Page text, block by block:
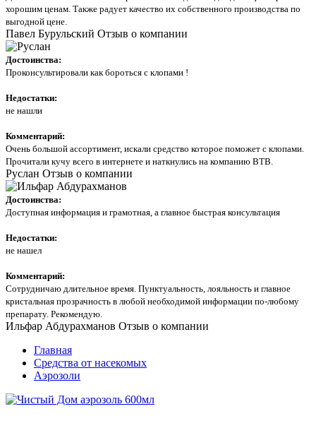
хорошим ценам. Также радует качество их собственного производства по
выгодной цене.
Павел Бурульский Отзыв о компании
Достоинства:
Проконсультировали как бороться с клопами !
Недостатки:
не нашли
Комментарий:
Очень большой ассортимент, искали средство которое поможет с клопами.
Прочитали кучу всего в интернете и наткнулись на компанию ВТВ.
Руслан Отзыв о компании
Достоинства:
Доступная информация и грамотная, а главное быстрая консультация
Недостатки:
не нашел
Комментарий:
Сотрудничаю длительное время. Пунктуальность, лояльность и главное
кристальная прозрачность в любой необходимой информации по-любому
препарату. Рекомендую.
Ильфар Абдурахманов Отзыв о компании
Главная
Средства от насекомых
Аэрозоли